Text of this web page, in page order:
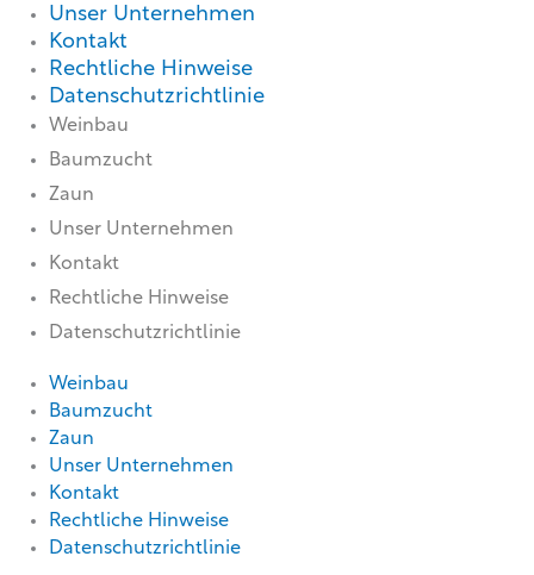
Unser Unternehmen
Kontakt
Rechtliche Hinweise
Datenschutzrichtlinie
Weinbau
Baumzucht
Zaun
Unser Unternehmen
Kontakt
Rechtliche Hinweise
Datenschutzrichtlinie
Weinbau
Baumzucht
Zaun
Unser Unternehmen
Kontakt
Rechtliche Hinweise
Datenschutzrichtlinie